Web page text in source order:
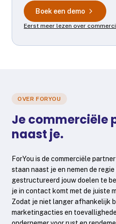
Boek een demo
Eerst meer lezen over
OVER FORYOU
Je commerciële
naast je.
ForYou is de commerciële
staan naast je en nemen de
gestructureerd jouw doelen te
je in contact komt met de juiste
Zodat je niet langer afhankelijk
marketingacties en